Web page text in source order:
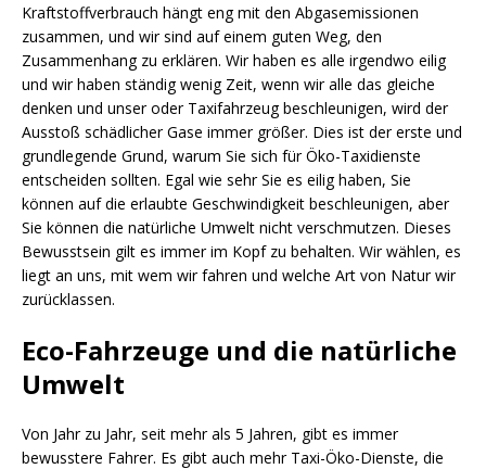
Kraftstoffverbrauch hängt eng mit den Abgasemissionen
zusammen, und wir sind auf einem guten Weg, den
Zusammenhang zu erklären. Wir haben es alle irgendwo eilig
und wir haben ständig wenig Zeit, wenn wir alle das gleiche
denken und unser oder Taxifahrzeug beschleunigen, wird der
Ausstoß schädlicher Gase immer größer. Dies ist der erste und
grundlegende Grund, warum Sie sich für Öko-Taxidienste
entscheiden sollten. Egal wie sehr Sie es eilig haben, Sie
können auf die erlaubte Geschwindigkeit beschleunigen, aber
Sie können die natürliche Umwelt nicht verschmutzen. Dieses
Bewusstsein gilt es immer im Kopf zu behalten. Wir wählen, es
liegt an uns, mit wem wir fahren und welche Art von Natur wir
zurücklassen.
Eco-Fahrzeuge und die natürliche
Umwelt
Von Jahr zu Jahr, seit mehr als 5 Jahren, gibt es immer
bewusstere Fahrer. Es gibt auch mehr Taxi-Öko-Dienste, die